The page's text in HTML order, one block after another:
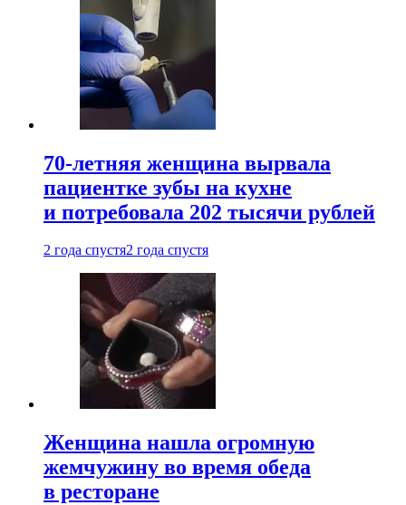
70-летняя женщина вырвала
пациентке зубы на кухне
и потребовала 202 тысячи рублей
2 года спустя2 года спустя
Женщина нашла огромную
жемчужину во время обеда
в ресторане